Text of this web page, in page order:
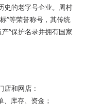
史的老字号企业。周村
”等荣誉称号，其传统
”保护名录并拥有国家
店和网店：
库存、资金；